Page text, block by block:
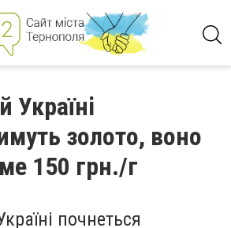
Україні
золото, воно
150 грн./г
почнеться